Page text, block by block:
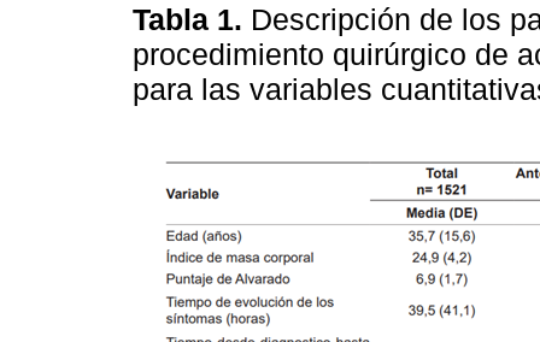
Tabla 1. Descripción de los
procedimiento quirúrgico de
para las variables